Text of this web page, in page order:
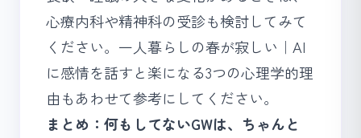
心療内科や精神科の受診も検討してみて
ください。 一人暮らしの春が寂しい｜AI
に感情を話すと楽になる3つの心理学的理
由もあわせて参考にしてください。
まとめ：何もしてないGWは、ちゃんと